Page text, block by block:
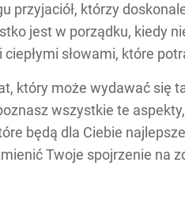
przyjaciół, którzy
jest w porządku, kiedy
słowami, które
który może wydawać się
wszystkie te
będą dla Ciebie
Twoje spojrzenie na